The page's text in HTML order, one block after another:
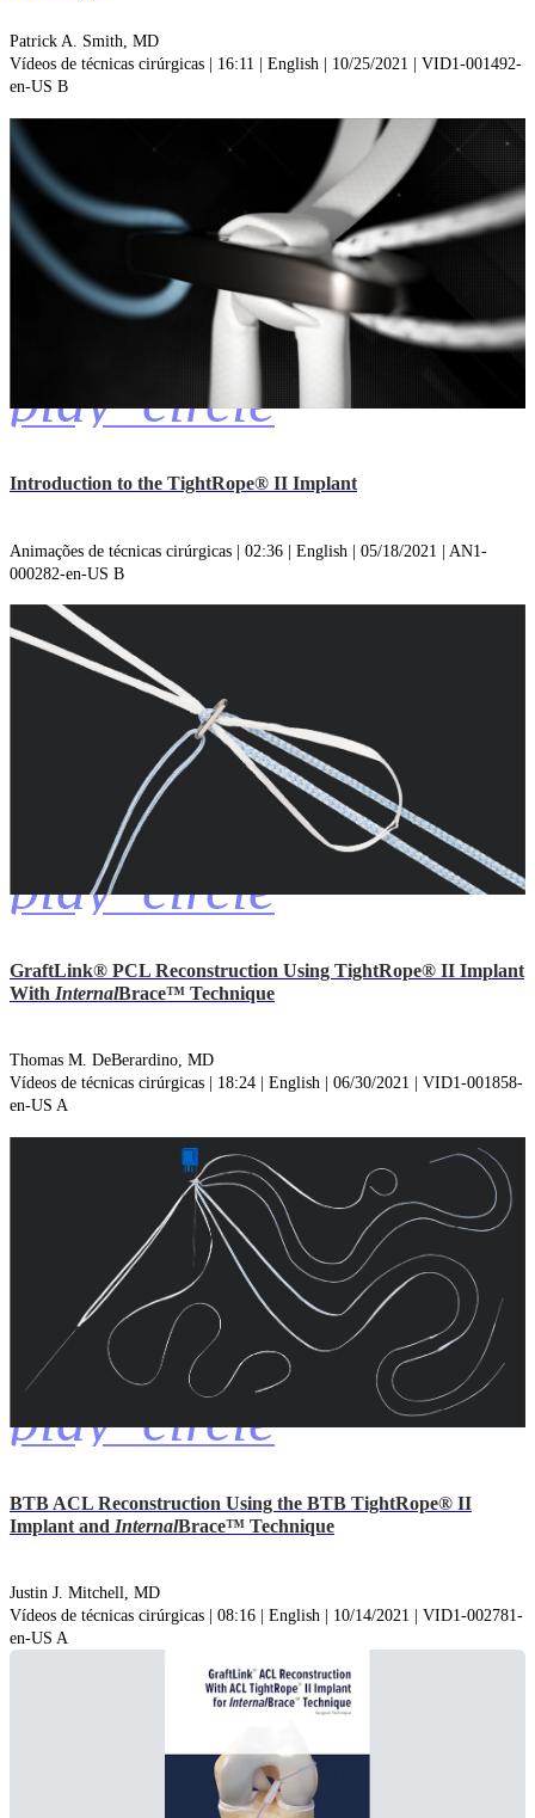
Patrick A. Smith, MD
Vídeos de técnicas cirúrgicas | 16:11 | English | 10/25/2021 | VID1-001492-
en-US B
play_circle
Introduction to the TightRope® II Implant
Animações de técnicas cirúrgicas | 02:36 | English | 05/18/2021 | AN1-
000282-en-US B
play_circle
GraftLink® PCL Reconstruction Using TightRope® II Implant
With InternalBrace™ Technique
Thomas M. DeBerardino, MD
Vídeos de técnicas cirúrgicas | 18:24 | English | 06/30/2021 | VID1-001858-
en-US A
play_circle
BTB ACL Reconstruction Using the BTB TightRope® II
Implant and InternalBrace™ Technique
Justin J. Mitchell, MD
Vídeos de técnicas cirúrgicas | 08:16 | English | 10/14/2021 | VID1-002781-
en-US A